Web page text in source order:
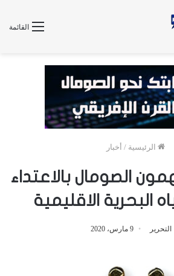
القائمة
الرئيسية / أخبار
الصومال بالاعتداء
البحرية الاقليمية
التحرير 9 مارس، 2020